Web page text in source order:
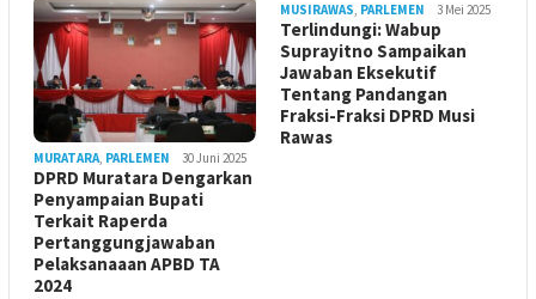
MURATARA, PARLEMEN 30 Juni 2025
DPRD Muratara Dengarkan
Penyampaian Bupati
Terkait Raperda
Pertanggungjawaban
Pelaksanaaan APBD TA
2024
MUSIRAWAS, PARLEMEN 3 Mei 2025
Terlindungi: Wabup
Suprayitno Sampaikan
Jawaban Eksekutif
Tentang Pandangan
Fraksi-Fraksi DPRD Musi
Rawas